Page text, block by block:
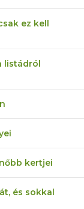
ez kell
listádról
kertjei
és sokkal